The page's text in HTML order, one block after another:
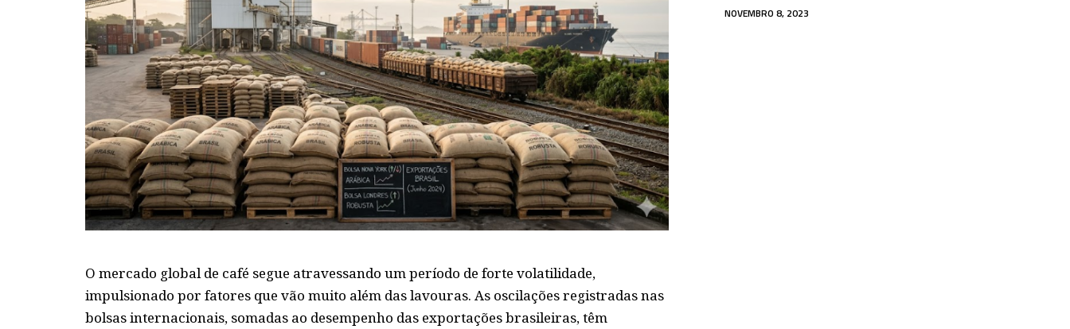
O mercado global de café segue atravessando um período de forte volatilidade,
impulsionado por fatores que vão muito além das lavouras. As oscilações registradas nas
bolsas internacionais, somadas ao desempenho das exportações brasileiras, têm
NOVEMBRO 8, 2023